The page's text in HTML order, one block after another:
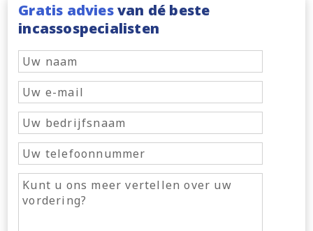
Gratis adviesvan dé beste
incassospecialisten